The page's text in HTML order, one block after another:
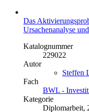
Das
Ursachenanalyse
Katalognummer
229022
Autor
Steffen
Fach
BWL -
Kategorie
Diplomarbeit,